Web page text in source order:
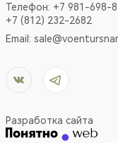
Телефон: +7 981-698-
+7 (812) 232-2682
Email:
Разработка сайта